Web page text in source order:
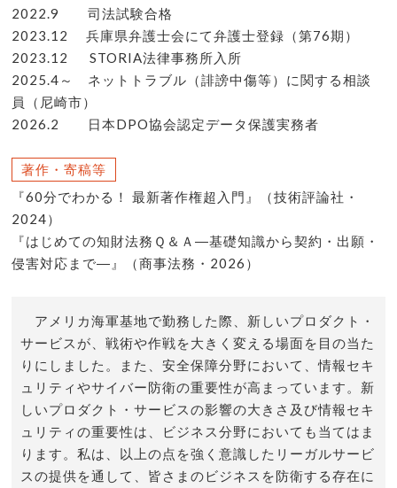
2022.9 司法試験合格
2023.12 兵庫県弁護士会にて弁護士登録（第76期）
2023.12 STORIA法律事務所入所
2025.4～ ネットトラブル（誹謗中傷等）に関する相談
員（尼崎市）
2026.2 日本DPO協会認定データ保護実務者
著作・寄稿等
『60分でわかる！ 最新著作権超入門』（技術評論社・
2024）
『はじめての知財法務Ｑ＆Ａ―基礎知識から契約・出願・
侵害対応まで―』（商事法務・2026）
アメリカ海軍基地で勤務した際、新しいプロダクト・
サービスが、戦術や作戦を大きく変える場面を目の当た
りにしました。また、安全保障分野において、情報セキ
ュリティやサイバー防衛の重要性が高まっています。新
しいプロダクト・サービスの影響の大きさ及び情報セキ
ュリティの重要性は、ビジネス分野においても当てはま
ります。私は、以上の点を強く意識したリーガルサービ
スの提供を通して、皆さまのビジネスを防衛する存在に